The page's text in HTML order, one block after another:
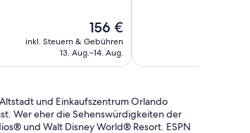
Der
Preis
beträgt
156 €
inkl. Steuern & Gebühren
13. Aug.–14. Aug.
und Einkaufszentrum Orlando
Wer eher die Sehenswürdigkeiten der
und Walt Disney World® Resort. ESPN